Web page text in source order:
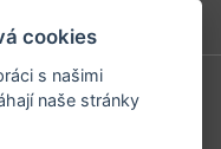
cookies
s našimi
naše stránky